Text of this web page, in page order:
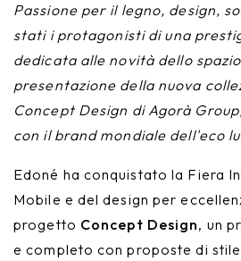
Passione per il legno, design,
stati i protagonisti di una
dedicata alle novità dello
presentazione della nuova
Concept Design di Agorà
con il brand mondiale dell'eco
Edoné ha conquistato la Fiera
Mobile e del design per
progetto Concept Design, un
e completo con proposte di
Atena
Eros
Artemide
Bath-Living